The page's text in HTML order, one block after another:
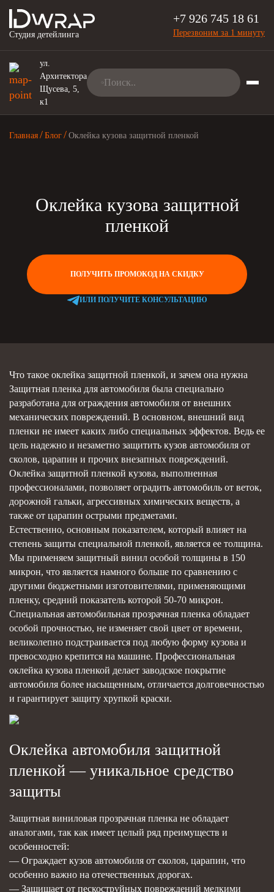
Студия детейлинга
+7 926 745 18 61
Перезвоним за 1 минуту
ул.
Архитектора
Щусева, 5,
к1
Главная Блог Оклейка кузова защитной пленкой
Оклейка кузова защитной
пленкой
ПОЛУЧИТЬ ПРОМОКОД НА СКИДКУ
ИЛИ ПОЛУЧИТЕ КОНСУЛЬТАЦИЮ
Что такое оклейка защитной пленкой, и зачем она нужна
Защитная пленка для автомобиля была специально
разработана для ограждения автомобиля от внешних
механических повреждений. В основном, внешний вид
пленки не имеет каких либо специальных эффектов. Ведь ее
цель надежно и незаметно защитить кузов автомобиля от
сколов, царапин и прочих внезапных повреждений.
Оклейка защитной пленкой кузова, выполненная
профессионалами, позволяет оградить автомобиль от веток,
дорожной гальки, агрессивных химических веществ, а
также от царапин острыми предметами.
Естественно, основным показателем, который влияет на
степень защиты специальной пленкой, является ее толщина.
Мы применяем защитный винил особой толщины в 150
микрон, что является намного больше по сравнению с
другими бюджетными изготовителями, применяющими
пленку, средний показатель которой 50-70 микрон.
Специальная автомобильная прозрачная пленка обладает
особой прочностью, не изменяет свой цвет от времени,
великолепно подстраивается под любую форму кузова и
превосходно крепится на машине. Профессиональная
оклейка кузова пленкой делает заводское покрытие
автомобиля более насыщенным, отличается долговечностью
и гарантирует защиту хрупкой краски.
Оклейка автомобиля защитной
пленкой — уникальное средство
защиты
Защитная виниловая прозрачная пленка не обладает
аналогами, так как имеет целый ряд преимуществ и
особенностей:
— Ограждает кузов автомобиля от сколов, царапин, что
особенно важно на отечественных дорогах.
— Защищает от пескоструйных повреждений мелкими